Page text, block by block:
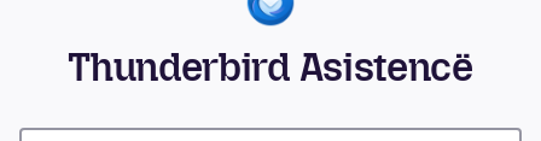
Thunderbird Asistencë